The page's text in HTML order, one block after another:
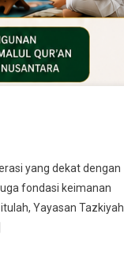
yang dekat dengan
fondasi keimanan
Yayasan Tazkiyah